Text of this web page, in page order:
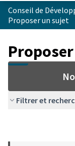
Conseil de
Proposer un sujet
Filtrer et